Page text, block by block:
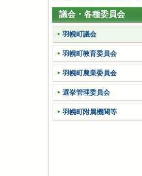
を
飛
ば
す
議会・各種委員会
羽幌町議会
羽幌町教育委員会
羽幌町農業委員会
選挙管理委員会
羽幌町附属機関等